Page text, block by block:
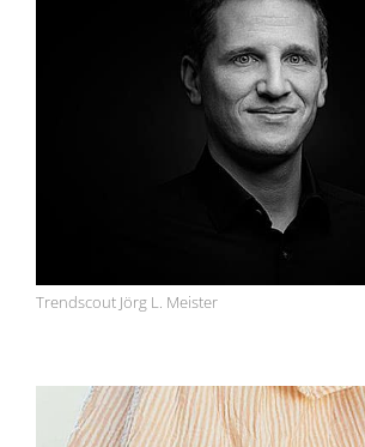
Trendscout Jörg L. Meister